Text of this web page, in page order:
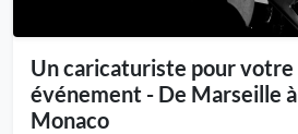
Un caricaturiste pour votre
événement - De Marseille à
Monaco